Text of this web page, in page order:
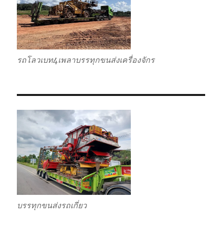
รถโลวเบท4เพลาบรรทุกขนส่งเครื่องจักร
บรรทุกขนส่งรถเกี่ยว